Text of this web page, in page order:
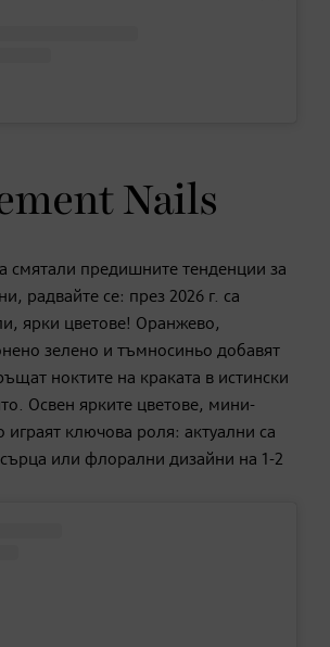
Nails
смятали предишните тенденции за
радвайте се: през 2026 г. са
ярки цветове! Оранжево,
зелено и тъмносиньо добавят
ноктите на краката в истински
Освен ярките цветове, мини-
ключова роля: актуални са
или флорални дизайни на 1-2